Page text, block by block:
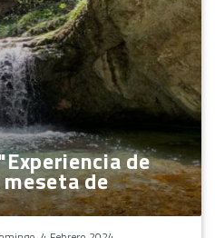
de
de